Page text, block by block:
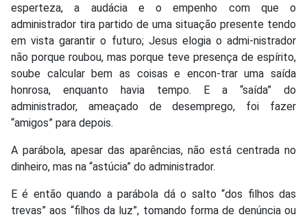
esperteza, a audácia e o empenho com que o
administrador tira partido de uma situação presente tendo
em vista garantir o futuro; Jesus elogia o admi-nistrador
não porque roubou, mas porque teve presença de espírito,
soube calcular bem as coisas e encon-trar uma saída
honrosa, enquanto havia tempo. E a “saída” do
administrador, ameaçado de desemprego, foi fazer
“amigos” para depois.
A parábola, apesar das aparências, não está centrada no
dinheiro, mas na “astúcia” do administrador.
E é então quando a parábola dá o salto “dos filhos das
trevas” aos “filhos da luz”, tomando forma de denúncia ou